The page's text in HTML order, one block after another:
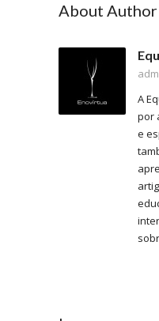
About Author
A
por
e